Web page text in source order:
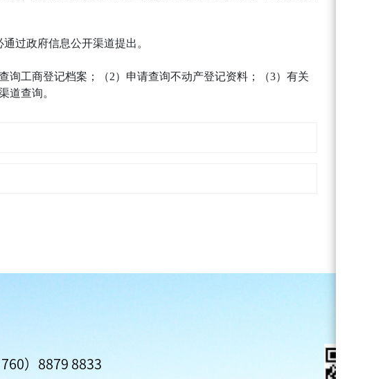
过政府信息公开渠道提出。
工商登记档案；（2）申请查询不动产登记资料；（3）有关
道查询。
）8879 8833